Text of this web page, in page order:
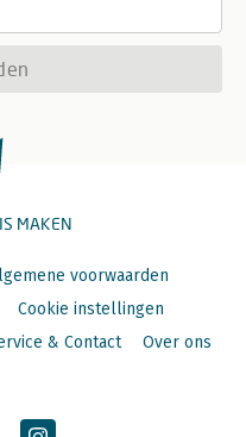
MAKEN
voorwaarden
Cookie instellingen
& Contact Over ons